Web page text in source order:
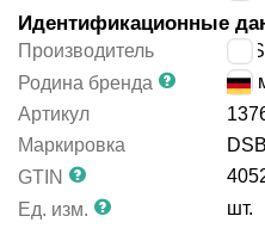
Идентификационные
Производитель
Родина бренда
Артикул
Маркировка
GTIN
Ед. изм.
шт.